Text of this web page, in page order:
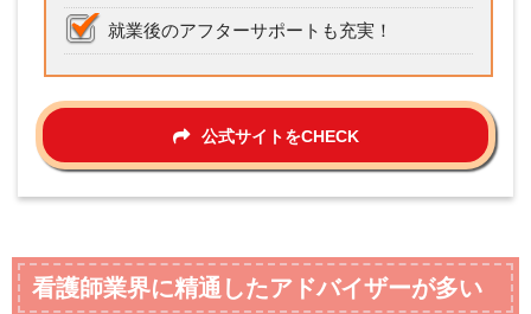
就業後のアフターサポートも充実！
公式サイトをCHECK
看護師業界に精通したアドバイザーが多い